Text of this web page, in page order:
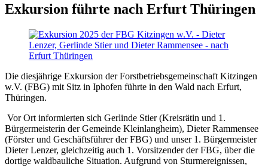
Exkursion führte nach Erfurt Thüringen
Die diesjährige Exkursion der Forstbetriebsgemeinschaft Kitzingen
w.V. (FBG) mit Sitz in Iphofen führte in den Wald nach Erfurt,
Thüringen.
Vor Ort informierten sich Gerlinde Stier (Kreisrätin und 1.
Bürgermeisterin der Gemeinde Kleinlangheim), Dieter Rammensee
(Förster und Geschäftsführer der FBG) und unser 1. Bürgermeister
Dieter Lenzer, gleichzeitig auch 1. Vorsitzender der FBG, über die
dortige waldbauliche Situation. Aufgrund von Sturmereignissen,